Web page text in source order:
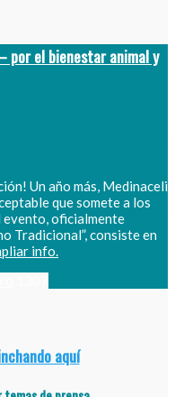
por el bienestar animal y
Un año más, Medinaceli
que somete a los
evento, oficialmente
Tradicional”, consiste en
info.
aquí